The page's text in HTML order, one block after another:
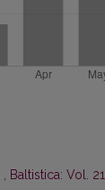
, Baltistica: Vol.